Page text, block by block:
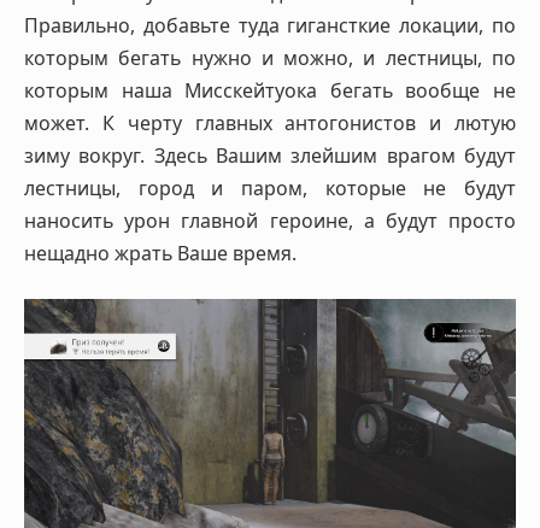
Правильно, добавьте туда гигансткие локации, по
которым бегать нужно и можно, и лестницы, по
которым наша Мисскейтуока бегать вообще не
может. К черту главных антогонистов и лютую
зиму вокруг. Здесь Вашим злейшим врагом будут
лестницы, город и паром, которые не будут
наносить урон главной героине, а будут просто
нещадно жрать Ваше время.